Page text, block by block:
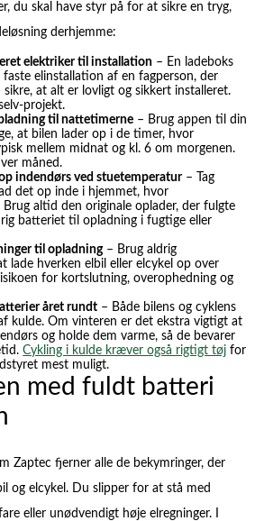
du skal have styr på for at sikre en tryg,
derhjemme:
elektriker til installation – En ladeboks
elinstallation af en fagperson, der
sikre, at alt er lovligt og sikkert installeret.
projekt.
til nattetimerne – Brug appen til din
at bilen lader op i de timer, hvor
mellem midnat og kl. 6 om morgenen.
måned.
indendørs ved stuetemperatur– Tag
det op inde i hjemmet, hvor
altid den originale oplader, der fulgte
batteriet til opladning i fugtige eller
til opladning– Brug aldrig
lade hverken elbil eller elcykel op over
for kortslutning, overophedning og
året rundt – Både bilens og cyklens
kulde. Om vinteren er det ekstra vigtigt at
og holde dem varme, så de bevarer
Cykling i kulde kræver også rigtigt tøj for
mest muligt.
med fuldt batteri
Zaptec fjerner alle de bekymringer, der
og elcykel. Du slipper for at stå med
eller unødvendigt høje elregninger. I